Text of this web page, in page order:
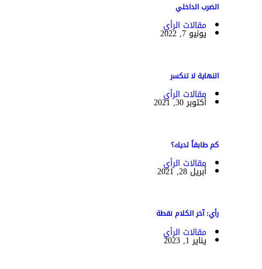
الضرب الداخلي
مقالات الرأي
يونيو 7, 2022
النهاية لا تنكسر
مقالات الرأي
أكتوبر 30, 2021
كم طابقاً لديك؟
مقالات الرأي
أبريل 28, 2021
رأي: آخر الكلام نقطة
مقالات الرأي
يناير 1, 2023